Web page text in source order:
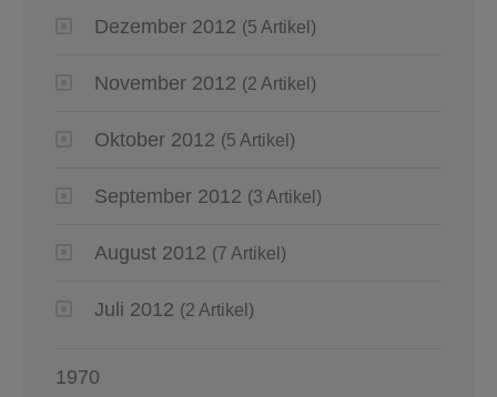
Dezember 2012 (5 Artikel)
November 2012 (2 Artikel)
Oktober 2012 (5 Artikel)
September 2012 (3 Artikel)
August 2012 (7 Artikel)
Juli 2012 (2 Artikel)
1970